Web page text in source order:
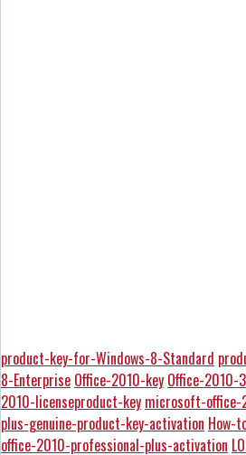
product-key-for-Windows-8-Standard
8-Enterprise Office-2010-key Office-2010-
2010-licenseproduct-key microsoft-office-
plus-genuine-product-key-activation How-
office-2010-professional-plus-activation